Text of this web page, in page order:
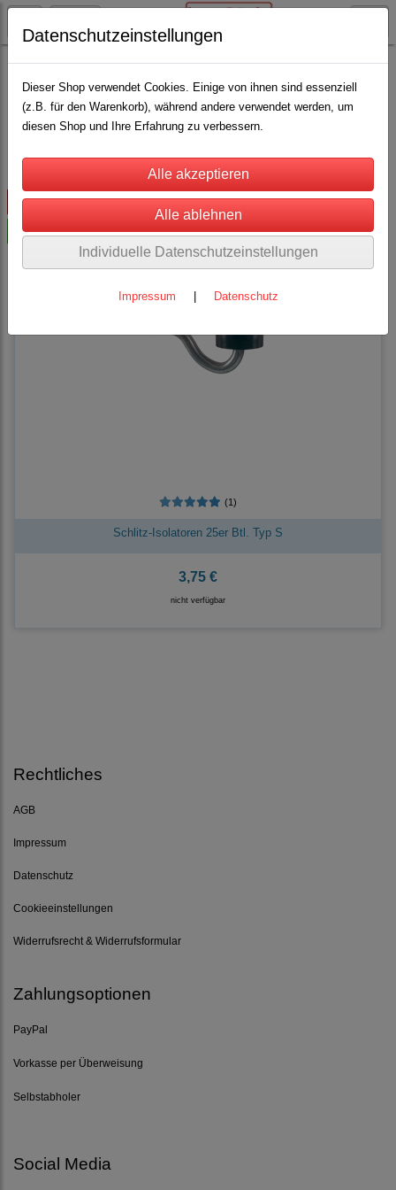
Weidezaun Isolatoren Schlitz Isolatoren
Sortierung wählen
ausverkauft
-50%
(1)
Schlitz-Isolatoren 25er Btl. Typ S
3,75 €
nicht verfügbar
Rechtliches
AGB
Impressum
Datenschutz
Cookieeinstellungen
Widerrufsrecht & Widerrufsformular
Zahlungsoptionen
PayPal
Vorkasse per Überweisung
Selbstabholer
Social Media
Datenschutzeinstellungen
Dieser Shop verwendet Cookies. Einige von ihnen sind essenziell
(z.B. für den Warenkorb), während andere verwendet werden, um
diesen Shop und Ihre Erfahrung zu verbessern.
Individuelle Datenschutzeinstellungen
Impressum Datenschutz